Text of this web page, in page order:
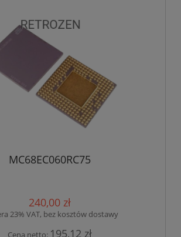
MC68EC060RC75
240,00 zł
23% VAT, bez kosztów dostawy
Cena netto: 195,12 zł